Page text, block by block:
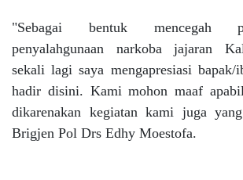
"Sebagai bentuk mencegah
penyalahgunaan narkoba jajaran
sekali lagi saya mengapresiasi bapak/
hadir disini. Kami mohon maaf
dikarenakan kegiatan kami juga
Brigjen Pol Drs Edhy Moestofa.